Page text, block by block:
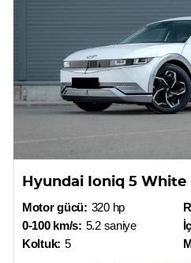
Hyundai Ioniq 5 White
Motor gücü: 320 hp
0-100 km/s: 5.2 saniye
Koltuk: 5